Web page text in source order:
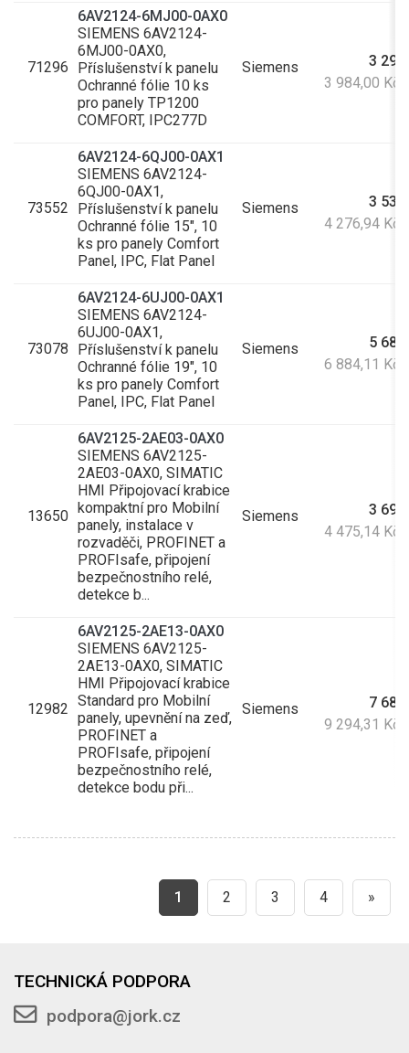
71296
6AV2124-6MJ00-0AX0
SIEMENS 6AV2124-
6MJ00-0AX0,
Příslušenství k panelu
Ochranné fólie 10 ks
pro panely TP1200
COMFORT, IPC277D
Siemens
3
3 984,00 Kč
73552
6AV2124-6QJ00-0AX1
SIEMENS 6AV2124-
6QJ00-0AX1,
Příslušenství k panelu
Ochranné fólie 15", 10
ks pro panely Comfort
Panel, IPC, Flat Panel
Siemens
3
4 276,94 Kč
73078
6AV2124-6UJ00-0AX1
SIEMENS 6AV2124-
6UJ00-0AX1,
Příslušenství k panelu
Ochranné fólie 19", 10
ks pro panely Comfort
Panel, IPC, Flat Panel
Siemens
5
6 884,11 Kč
13650
6AV2125-2AE03-0AX0
SIEMENS 6AV2125-
2AE03-0AX0, SIMATIC
HMI Připojovací krabice
kompaktní pro Mobilní
panely, instalace v
rozvaděči, PROFINET a
PROFIsafe, připojení
bezpečnostního relé,
detekce b...
Siemens
3
4 475,14 Kč
12982
6AV2125-2AE13-0AX0
SIEMENS 6AV2125-
2AE13-0AX0, SIMATIC
HMI Připojovací krabice
Standard pro Mobilní
panely, upevnění na zeď,
PROFINET a
PROFIsafe, připojení
bezpečnostního relé,
detekce bodu při...
Siemens
7
9 294,31 Kč
1 2 3 4 »
TECHNICKÁ PODPORA
podpora@jork.cz